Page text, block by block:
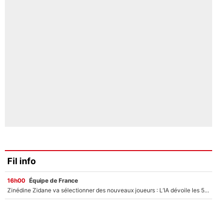
Fil info
16h00 Équipe de France
Zinédine Zidane va sélectionner des nouveaux joueurs : L’IA dévoile les 5 cracks qui pourraient rapidement le rejoindre en équipe de France !